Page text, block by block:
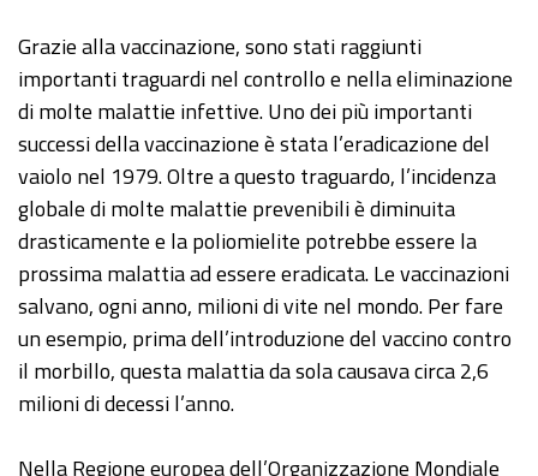
Grazie alla vaccinazione, sono stati raggiunti
importanti traguardi nel controllo e nella eliminazione
di molte malattie infettive. Uno dei più importanti
successi della vaccinazione è stata l’eradicazione del
vaiolo nel 1979. Oltre a questo traguardo, l’incidenza
globale di molte malattie prevenibili è diminuita
drasticamente e la poliomielite potrebbe essere la
prossima malattia ad essere eradicata. Le vaccinazioni
salvano, ogni anno, milioni di vite nel mondo. Per fare
un esempio, prima dell’introduzione del vaccino contro
il morbillo, questa malattia da sola causava circa 2,6
milioni di decessi l’anno.
Nella Regione europea dell’Organizzazione Mondiale